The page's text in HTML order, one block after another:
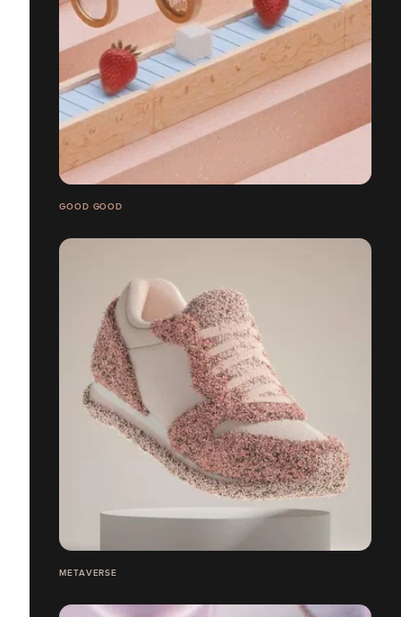
GOOD GOOD
METAVERSE